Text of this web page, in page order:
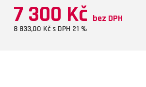
7 300 Kč bez DPH
8 833,00 Kč s DPH 21 %